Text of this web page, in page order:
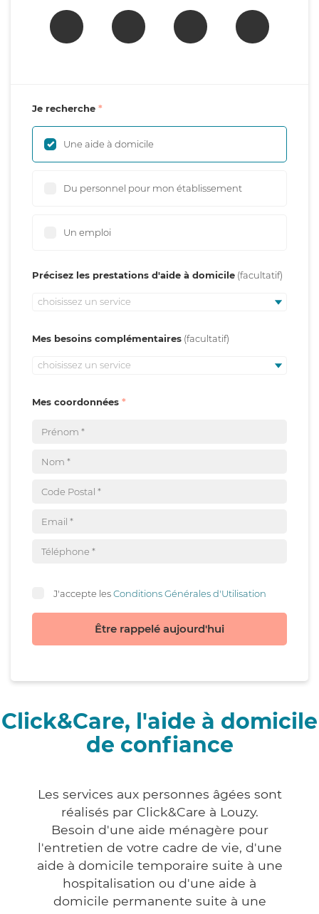
Je recherche
Une aide à domicile
Du personnel pour mon établissement
Un emploi
Précisez les prestations d'aide à domicile
choisissez un service
Mes besoins complémentaires
choisissez un service
Mes coordonnées
J'accepte lesConditions Générales d'Utilisation
Être rappelé aujourd'hui
Click&Care, l'aide à domicile
de confiance
Les services aux personnes âgées sont
réalisés par Click&Care à Louzy.
Besoin d'une aide ménagère pour
l'entretien de votre cadre de vie, d'une
aide à domicile temporaire suite à une
hospitalisation ou d'une aide à
domicile permanente suite à une